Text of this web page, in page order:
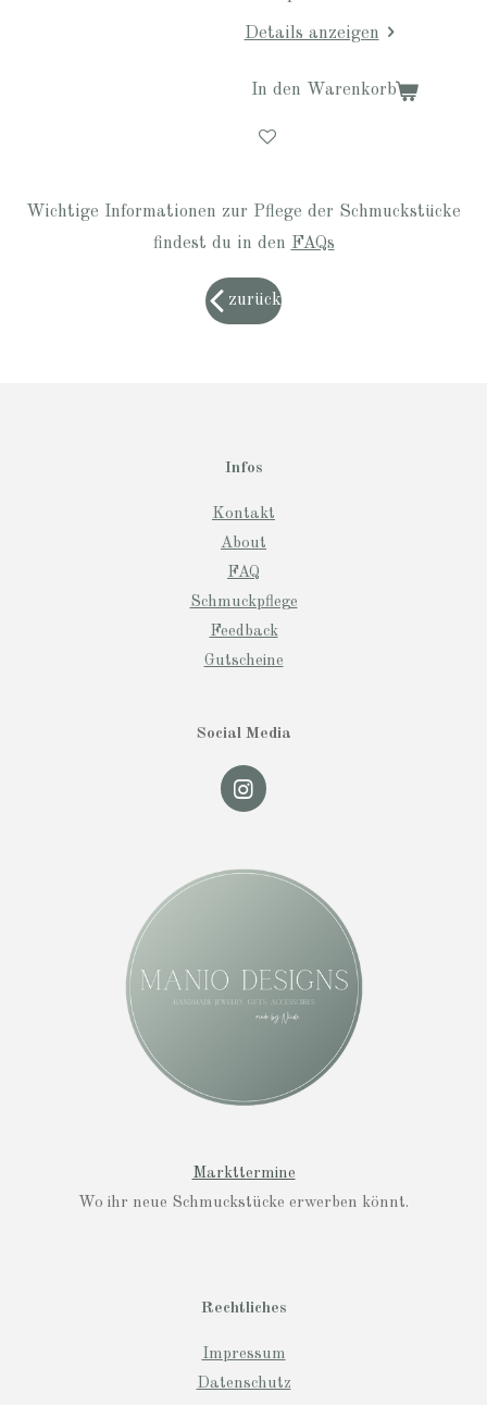
Details anzeigen
In den Warenkorb
Wichtige Informationen zur Pflege der Schmuckstücke
findest du in den FAQs
zurück
Infos
Kontakt
About
FAQ
Schmuckpflege
Feedback
Gutscheine
Social Media
I
n
a
Markttermine
Wo ihr neue Schmuckstücke erwerben könnt.
Rechtliches
Impressum
Datenschutz